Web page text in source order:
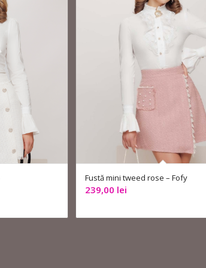
Fustă mini tweed rose – Fofy
239,00 lei